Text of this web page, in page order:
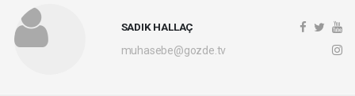
SADIK HALLAÇ
muhasebe@gozde.tv